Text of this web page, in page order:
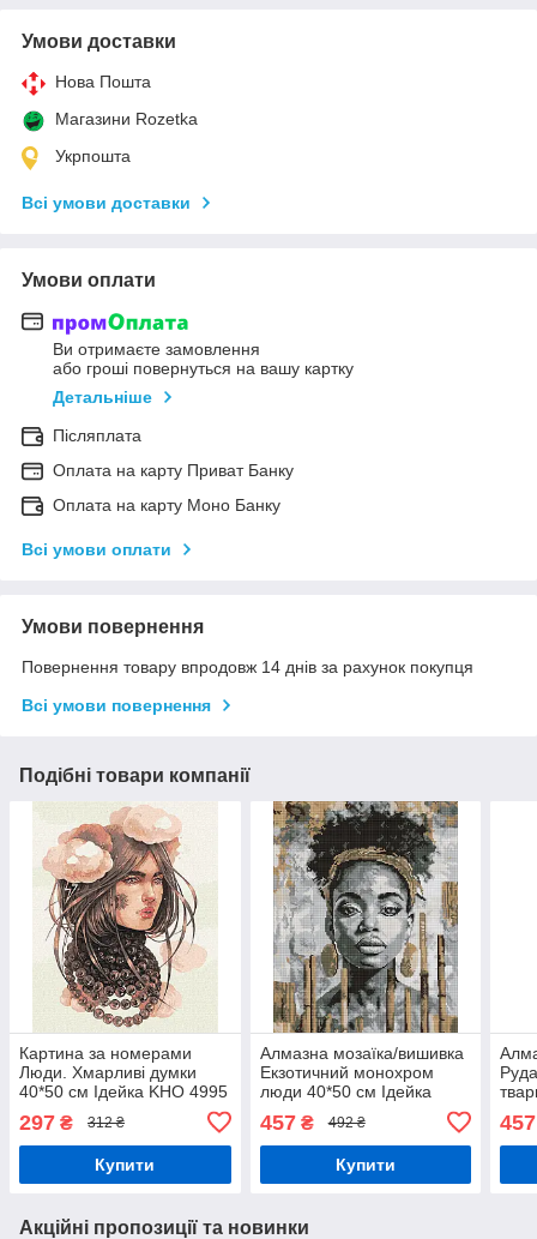
Умови доставки
Нова Пошта
Магазини Rozetka
Укрпошта
Всі умови доставки
Умови оплати
Ви отримаєте замовлення
або гроші повернуться на вашу картку
Детальніше
Післяплата
Оплата на карту Приват Банку
Оплата на карту Моно Банку
Всі умови оплати
Умови повернення
Повернення товару впродовж 14 днів за рахунок покупця
Всі умови повернення
Подібні товари компанії
Картина за номерами
Люди. Хмарливі думки
40*50 см Ідейка KHO 4995
297 ₴ 312 ₴
Купити
Алмазна мозаїка/вишивка
Екзотичний монохром
люди 40*50 см Ідейка
457₴ 492 ₴
Купити
457
Акційні пропозиції та новинки